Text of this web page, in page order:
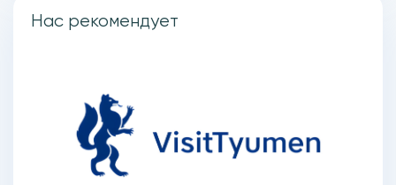
Нас рекомендует